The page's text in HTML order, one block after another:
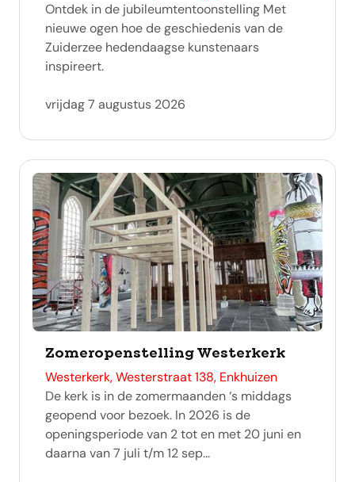
Ontdek in de jubileumtentoonstelling Met
nieuwe ogen hoe de geschiedenis van de
Zuiderzee hedendaagse kunstenaars
inspireert.
vrijdag 7 augustus 2026
Zomeropenstelling Westerkerk
adres
Westerkerk, Westerstraat 138, Enkhuizen
De kerk is in de zomermaanden ‘s middags
geopend voor bezoek. In 2026 is de
openingsperiode van 2 tot en met 20 juni en
daarna van 7 juli t/m 12 sep...